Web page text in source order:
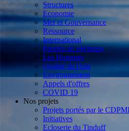
Structures
Economie
Mer et Gouvernance
Ressource
International
Paroles de pêcheurs
Les Hommes
Qualité de l'eau
Environnement
Appels d'offres
COVID 19
Nos projets
Projets portés par le
Initiatives
Ecloserie du Tinduff